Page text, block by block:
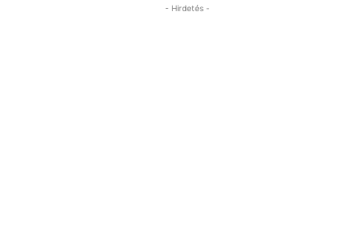
- Hirdetés -